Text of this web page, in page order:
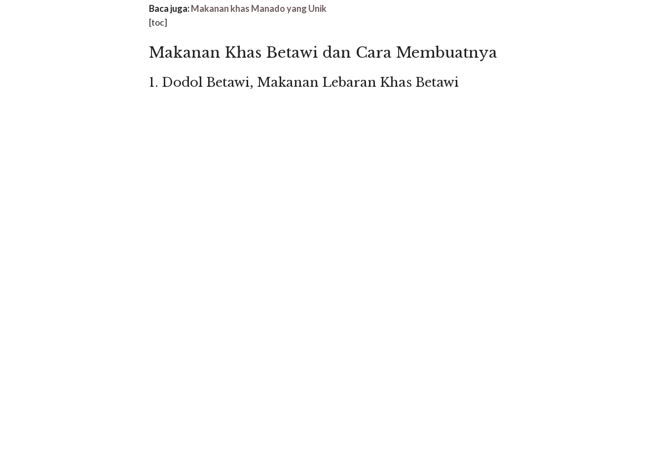
Baca juga:Makanan khas Manado yang Unik
[toc]
Makanan Khas Betawi dan Cara Membuatnya
1. Dodol Betawi, Makanan Lebaran Khas Betawi